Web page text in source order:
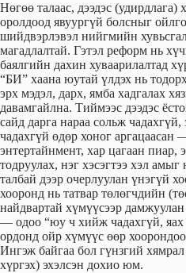
Нөгөө талаас, дээдэс (удирдлага)
оролдоод явуургүй болсныг
шийдвэрлэвэл нийгмийн
магадлалтай. Гэтэл реформ нь
баялгийн дахин хуваарилалтад
“БИ” хаана юутай үлдэх нь
эрх мэдэл, дарх, ямба хадгалах
давамгайлна. Тиймээс дээдэс
сайд дарга нараа сольж чадахгүй,
чадахгүй өдөр хоног аргацаасан
энтертайнмент, хар цагаан
тодруулах, нэг хэсэгтээ хэл амыг
талбай дээр очерлуулан үнэгүй
хооронд нь татвар төлөгчдийн
найдвартай хүмүүсээр
— одоо “юу ч хийж чадахгүй, яах
ордонд ойр хүмүүс өөр
Ингэж байгаа бол гүнзгий
хүргэх) эхэлсэн дохио юм.